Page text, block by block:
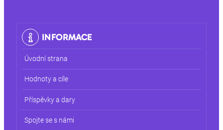
INFORMACE
Úvodní strana
Hodnoty a cíle
Příspěvky a dary
Spojte se s námi